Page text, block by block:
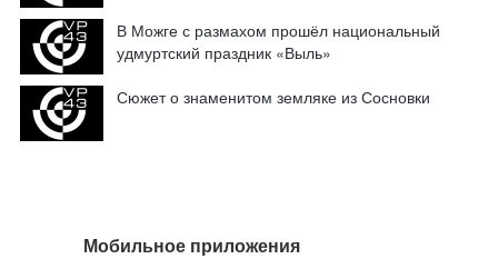
В Можге с размахом прошёл национальный
удмуртский праздник «Выль»
Сюжет о знаменитом земляке из Сосновки
Мобильное приложения